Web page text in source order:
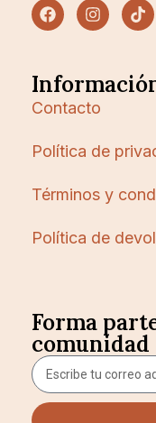
Contacto
Política de
Términos y
Política de
Forma
comunidad